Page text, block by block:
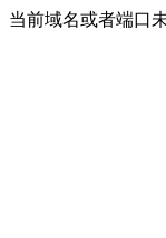
当前域名或者端口